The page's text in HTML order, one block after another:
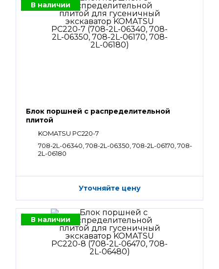
В наличии
Блок поршней c распределительной
плитой
KOMATSU PC220-7
708-2L-06340, 708-2L-06350, 708-2L-06170, 708-
2L-06180
Уточняйте цену
В наличии